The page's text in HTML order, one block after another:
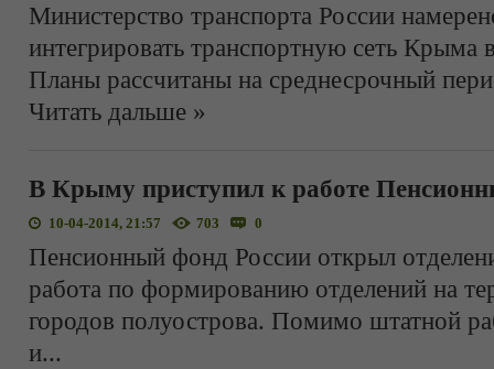
Министерство транспорта России
интегрировать транспортную сеть
Планы рассчитаны на среднесрочный
Читать дальше »
В Крыму приступил к работе
10-04-2014, 21:57 703 0
Пенсионный фонд России открыл
работа по формированию отделений на
городов полуострова. Помимо штатной
и...